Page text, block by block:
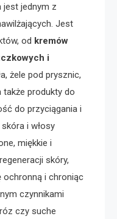
jest jednym z
Jest
od kremów
i
żele pod prysznic,
także produkty do
do przyciągania i
i włosy
miękkie i
skóry,
ochronną i chroniąc
czynnikami
czy suche